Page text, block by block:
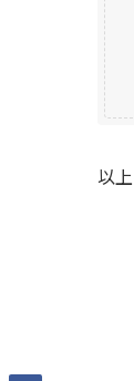
以